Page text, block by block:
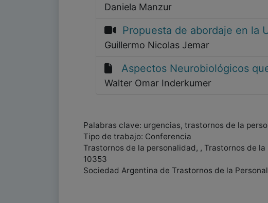
Daniela Manzur
Propuesta de abordaje en la
Guillermo Nicolas Jemar
Aspectos Neurobiológicos
Walter Omar Inderkumer
Palabras clave: urgencias, trastornos de la
Tipo de trabajo: Conferencia
Trastornos de la personalidad, , Trastornos de la
10353
Sociedad Argentina de Trastornos de la